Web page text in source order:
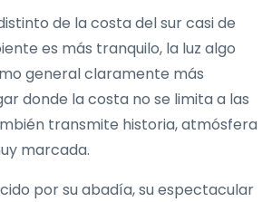
de la costa del sur casi de
es más tranquilo, la luz algo
general claramente más
donde la costa no se limita a las
transmite historia, atmósfera
marcada.
por su abadía, su espectacular